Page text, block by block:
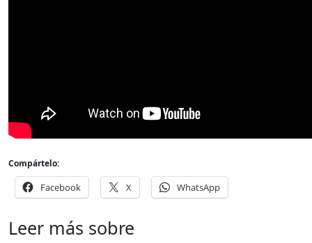
Compártelo:
Facebook X WhatsApp
Leer más sobre